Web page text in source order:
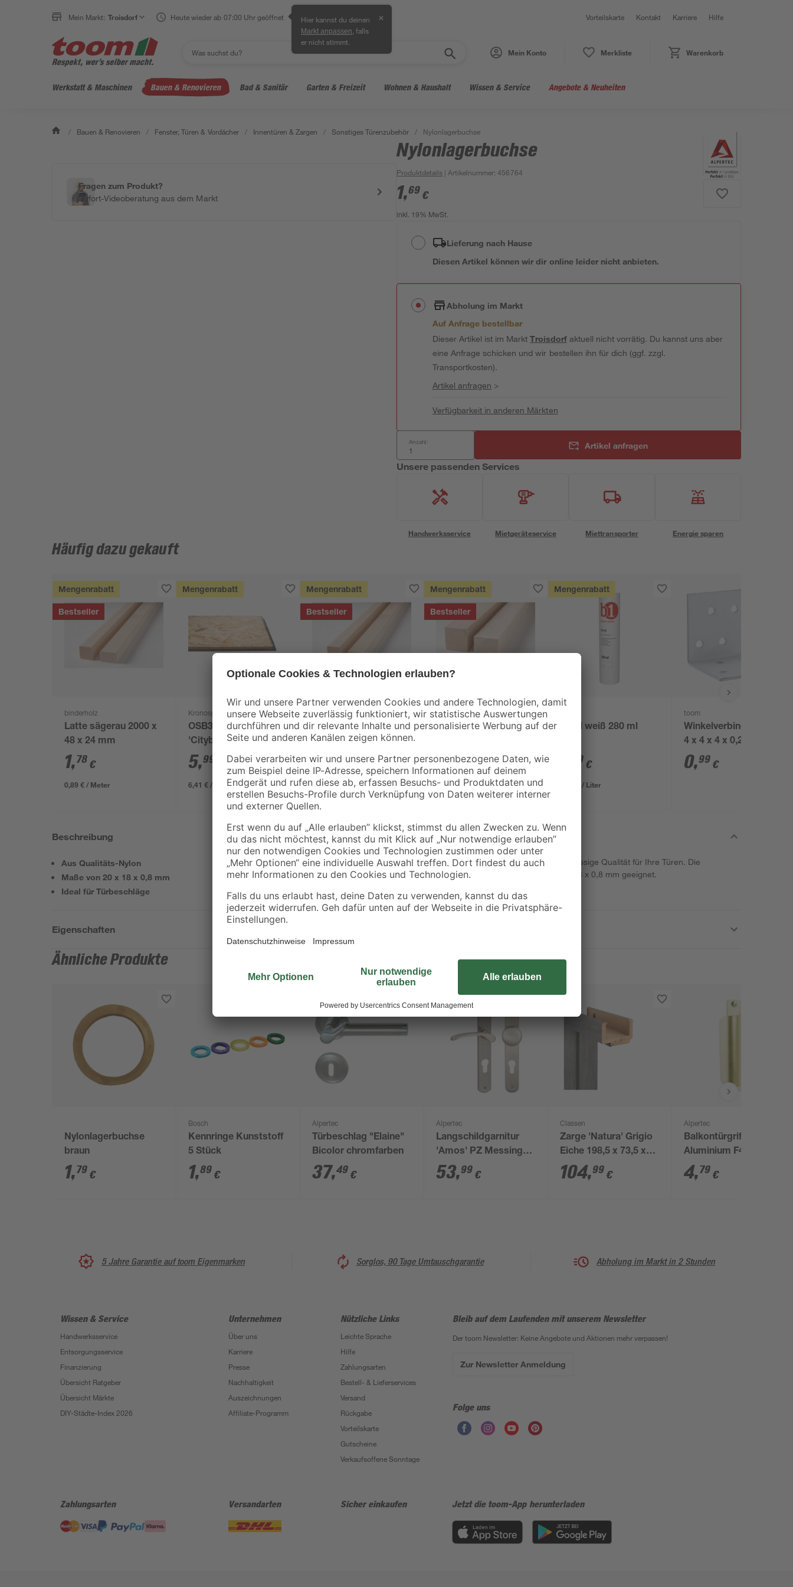
Mein Markt: Troisdorf Heute wieder ab 07:00 Uhr geöffnet Hier kannst du deinen
Markt anpassen , falls
er nicht stimmt.
✕ Vorteilskarte Kontakt Karriere Hilfe
Mein Konto Merkliste Warenkorb
Werkstatt & Maschinen Bauen & Renovieren Bad & Sanitär Garten & Freizeit Wohnen & Haushalt Wissen & Service Angebote & Neuheiten
/ Bauen & Renovieren / Fenster, Türen & Vordächer / Innentüren & Zargen / Sonstiges Türenzubehör / Nylonlagerbuchse
Fragen zum Produkt?
Sofort-Videoberatung aus dem Markt
Nylonlagerbuchse
Produktdetails | Artikelnummer:456764
1,69 €
inkl. 19% MwSt.
Lieferung nach Hause
Diesen Artikel können wir dir online leider nicht anbieten.
Abholung im Markt
Auf Anfrage bestellbar
Dieser Artikel ist im MarktTroisdorfaktuell nicht vorrätig. Du kannst uns aber
eine Anfrage schicken und wir bestellen ihn für dich (ggf. zzgl.
Transportkosten).
Artikel anfragen >
Verfügbarkeit in anderen Märkten
Anzahl: Artikel anfragen
Unsere passenden Services
Handwerksservice Mietgeräteservice Miettransporter Energie sparen
Häufig dazu gekauft
Mengenrabatt
Bestseller
binderholz
Latte sägerau 2000 x
48 x 24 mm
1,78 €
0,89 € / Meter
Mengenrabatt
Kronospan
OSB3-Verlegeplatte
'Cityboard'
ungeschliffen 1690 x
634 x 12 mm
5,99
/ m²
6,41 € / Pack
Mengenrabatt
Bestseller
binderholz
Latte gehobelt 2000 x
44 x 24 mm
3,98€
1,99 € / Meter
Mengenrabatt
Bestseller
binderholz
Rahmen sägerau
3,98€
1,99 € / Meter
Mengenrabatt
Acryl weiß 280 ml
99 €
7,11 € / Liter
toom
Winkelverbinder weiß
4 x 4 x 4 x 0,2 cm
0,99 €
Beschreibung
Aus Qualitäts-Nylon
Maße von 20 x 18 x 0,8 mm
Ideal für Türbeschläge
Das First-Class-Nylonlagerbuchse bietet zuverlässige Qualität für Ihre Türen. Die
Nylonbuchse ist für Beschläge der Maße 20 x 18 x 0,8 mm geeignet.
Eigenschaften
Ähnliche Produkte
Nylonlagerbuchse
braun
1,79 €
Bosch
Kennringe Kunststoff
5 Stück
1,89 €
Alpertec
Türbeschlag "Elaine"
Bicolor chromfarben
37,49 €
Alpertec
Langschildgarnitur
'Amos' PZ Messing
edelstahlfarben
satiniert links
53,99 €
Classen
Zarge 'Natura' Grigio
Eiche 198,5 x 73,5 x
14-16 cm,
Linksanschlag
104,99 €
Alpertec
Balkontürgriff
Aluminium F4
4,79 €
5 Jahre Garantie auf toom Eigenmarken Sorglos, 90 Tage Umtauschgarantie Abholung im Markt in 2 Stunden
Wissen & Service
Handwerksservice
Entsorgungsservice
Finanzierung
Übersicht Ratgeber
Übersicht Märkte
DIY-Städte-Index 2026
Unternehmen
Über uns
Karriere
Presse
Nachhaltigkeit
Auszeichnungen
Affiliate-Programm
Nützliche Links
Leichte Sprache
Hilfe
Zahlungsarten
Bestell- & Lieferservices
Versand
Rückgabe
Vorteilskarte
Gutscheine
Verkaufsoffene Sonntage
Bleib auf dem Laufenden mit unserem Newsletter
Der toom Newsletter: Keine Angebote und Aktionen mehr verpassen!
Zur Newsletter Anmeldung
Folge uns
Zahlungsarten Versandarten Sicher einkaufen Jetzt die toom-App herunterladen